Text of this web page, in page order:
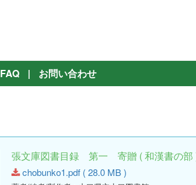
FAQ | お問い合わせ
張文庫図書目録 第一 寄贈 ( 和漢書の部
chobunko1.pdf ( 28.0 MB )